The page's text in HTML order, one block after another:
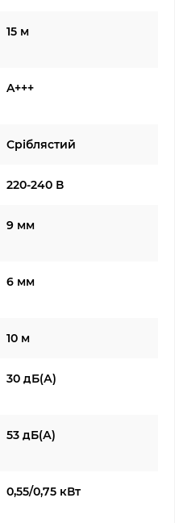
15 м
A+++
Сріблястий
220-240 В
9 мм
6 мм
10 м
30 дБ(А)
53 дБ(А)
0,55/0,75 кВт